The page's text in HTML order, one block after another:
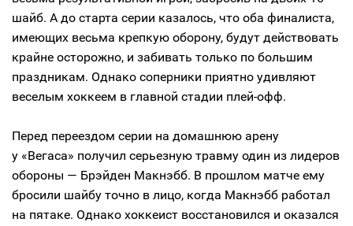
шайб. А до старта серии казалось, что оба финалиста,
имеющих весьма крепкую оборону, будут действовать
крайне осторожно, и забивать только по большим
праздникам. Однако соперники приятно удивляют
веселым хоккеем в главной стадии плей-офф.
Перед переездом серии на домашнюю арену
у «Вегаса» получил серьезную травму один из лидеров
обороны — Брэйден Макнэбб. В прошлом матче ему
бросили шайбу точно в лицо, когда Макнэбб работал
на пятаке. Однако хоккеист восстановился и оказался